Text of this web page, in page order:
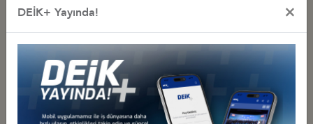
DEİK+ Yayında! ×